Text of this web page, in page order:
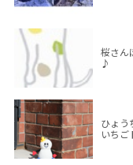
桜さん
♪
ひょう
いちご